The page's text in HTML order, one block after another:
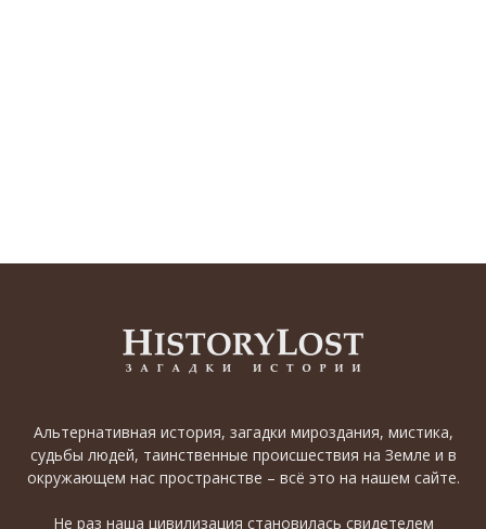
Альтернативная история, загадки мироздания, мистика,
судьбы людей, таинственные происшествия на Земле и в
окружающем нас пространстве – всё это на нашем сайте.
Не раз наша цивилизация становилась свидетелем